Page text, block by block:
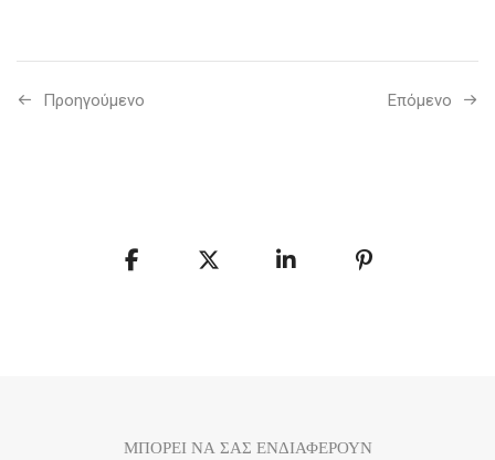
Προηγούμενo Επόμενο
ΜΠΟΡΕΙ ΝΑ ΣΑΣ ΕΝΔΙΑΦΕΡΟΥΝ